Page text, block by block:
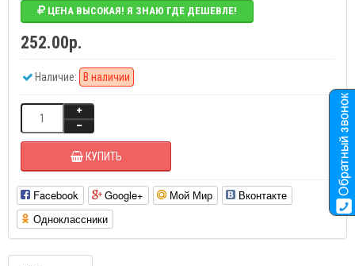
ЦЕНА ВЫСОКАЯ! Я ЗНАЮ ГДЕ ДЕШЕВЛЕ!
252.00р.
Наличие: В наличии
КУПИТЬ
Facebook Google+ Мой Мир
Вконтакте
Одноклассники